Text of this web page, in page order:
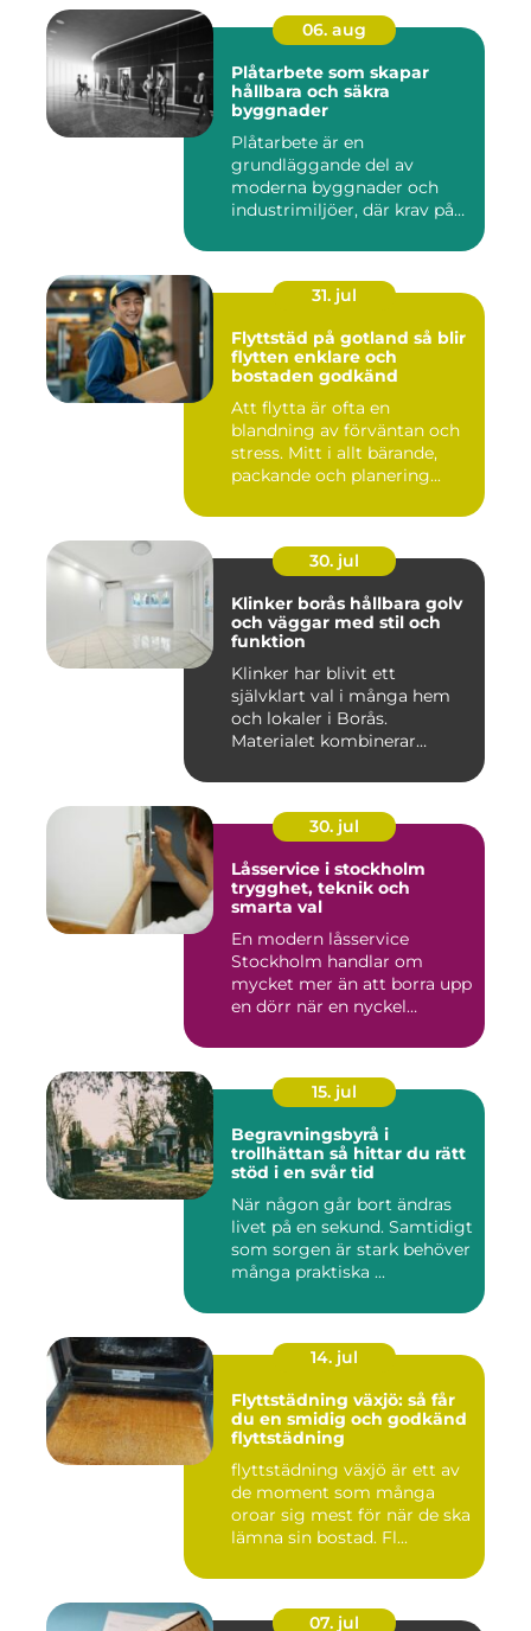
06. aug
Plåtarbete som skapar
hållbara och säkra
byggnader
Plåtarbete är en
grundläggande del av
moderna byggnader och
industrimiljöer, där krav på
31. jul
Flyttstäd på gotland så blir
flytten enklare och
bostaden godkänd
Att flytta är ofta en
blandning av förväntan och
stress. Mitt i allt bärande,
packande och planering...
30. jul
Klinker borås hållbara golv
och väggar med stil och
funktion
Klinker har blivit ett
självklart val i många hem
och lokaler i Borås.
Materialet kombinerar
30. jul
Låsservice i stockholm
trygghet, teknik och
smarta val
En modern låsservice
Stockholm handlar om
mycket mer än att borra upp
en dörr när en nyckel
15. jul
Begravningsbyrå i
trollhättan så hittar du rätt
stöd i en svår tid
När någon går bort ändras
livet på en sekund. Samtidigt
som sorgen är stark behöver
många praktiska ...
14. jul
Flyttstädning växjö: så får
du en smidig och godkänd
flyttstädning
flyttstädning växjö är ett av
de moment som många
oroar sig mest för när de ska
lämna sin bostad. Fl...
07. jul